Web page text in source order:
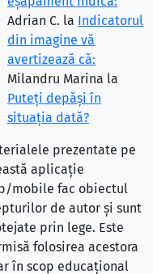
Adrian C. la Indicatorul
din imagine vă
avertizează că:
Milandru Marina la
Puteţi depăşi în
situaţia dată?
prezentate pe
aplicație
mobile fac obiectul
de autor și sunt
prin lege. Este
folosirea acestora
în scop educațional